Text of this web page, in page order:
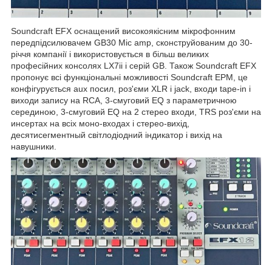
Soundcraft EFX оснащений високоякісним мікрофонним
передпідсилювачем GB30 Mic amp, сконструйованим до 30-
річчя компанії і використовується в більш великих
професійних консолях LX7ii і серій GB. Також Soundcraft EFX
пропонує всі функціональні можливості Soundcraft EPM, це
конфігурується aux посил, роз'єми XLR і jack, входи tape-in і
виходи запису на RCA, 3-смуговий EQ з параметричною
серединою, 3-смуговий EQ на 2 стерео входи, TRS роз'єми на
инсертах на всіх моно-входах і стерео-вихід,
десятисегментный світлодіодний індикатор і вихід на
навушники.